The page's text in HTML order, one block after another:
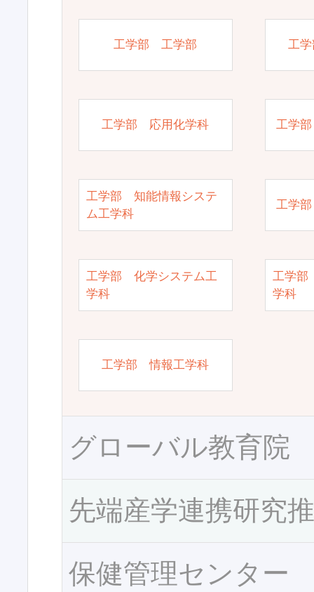
工学部 工学部 工
工学部 応用化学科 工学
工学部 知能情報システ
ム工学科
工学
工学部 化学システム工
学科
工学部
学科
工学部 情報工学科
グローバル教育院
先端産学連携研究
保健管理センター